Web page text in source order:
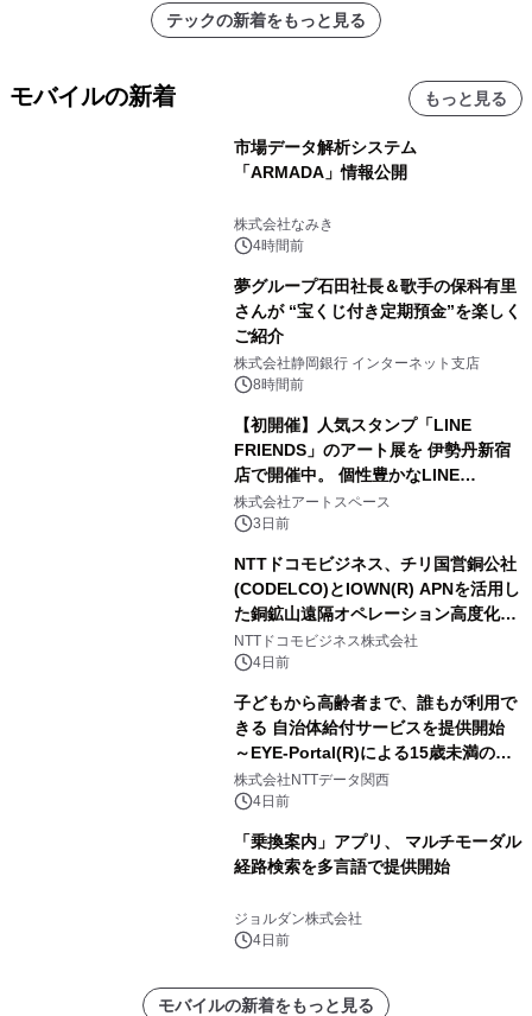
テックの新着をもっと見る
モバイルの新着 もっと見る
市場データ解析システム
「ARMADA」情報公開
株式会社なみき
4時間前
夢グループ石田社長＆歌手の保科有里
さんが “宝くじ付き定期預金”を楽しく
ご紹介
株式会社静岡銀行 インターネット支店
8時間前
【初開催】人気スタンプ「LINE
FRIENDS」のアート展を 伊勢丹新宿
店で開催中。 個性豊かなLINE
FRIENDSの仲間たちが インテリアア
ートとして新たな魅力を発信。
株式会社アートスペース
3日前
NTTドコモビジネス、チリ国営銅公社
(CODELCO)とIOWN(R) APNを活用し
た銅鉱山遠隔オペレーション高度化に
向けた調査・実証を開始
NTTドコモビジネス株式会社
4日前
子どもから高齢者まで、誰もが利用で
きる 自治体給付サービスを提供開始
～EYE-Portal(R)による15歳未満の本
人認証と デジタルデバイド対策で実現
～
株式会社NTTデータ関西
4日前
「乗換案内」アプリ、 マルチモーダル
経路検索を多言語で提供開始
ジョルダン株式会社
4日前
モバイルの新着をもっと見る